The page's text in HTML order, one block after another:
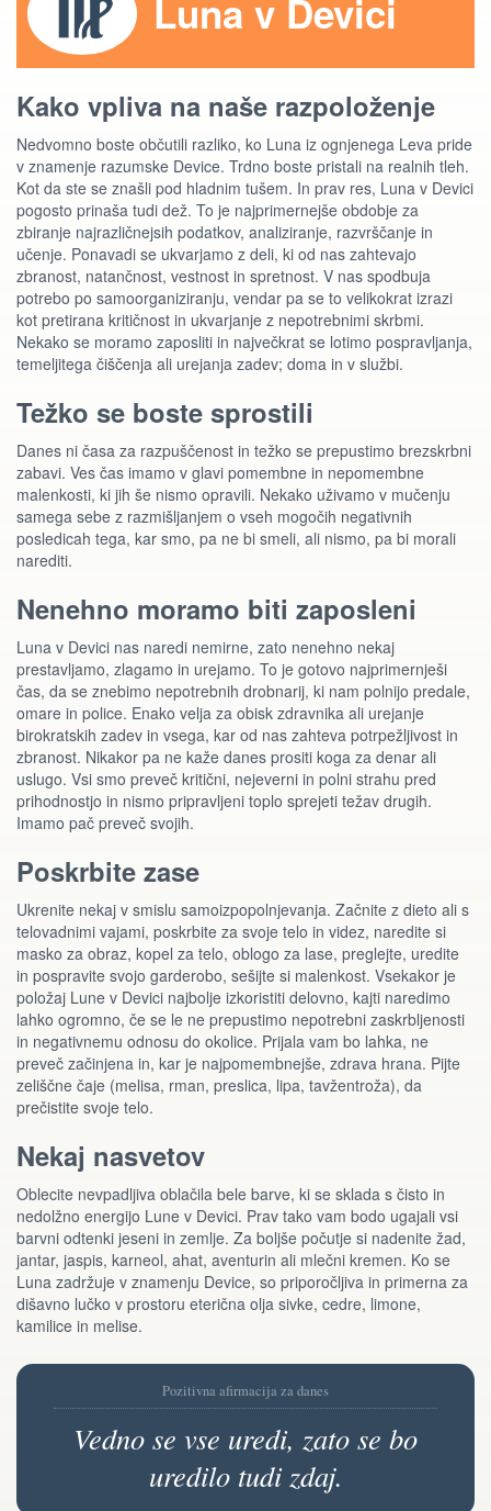
Luna v Devici
Kako vpliva na naše razpoloženje
Nedvomno boste občutili razliko, ko Luna iz ognjenega Leva pride
v znamenje razumske Device. Trdno boste pristali na realnih tleh.
Kot da ste se znašli pod hladnim tušem. In prav res, Luna v Devici
pogosto prinaša tudi dež. To je najprimernejše obdobje za
zbiranje najrazličnejsih podatkov, analiziranje, razvrščanje in
učenje. Ponavadi se ukvarjamo z deli, ki od nas zahtevajo
zbranost, natančnost, vestnost in spretnost. V nas spodbuja
potrebo po samoorganiziranju, vendar pa se to velikokrat izrazi
kot pretirana kritičnost in ukvarjanje z nepotrebnimi skrbmi.
Nekako se moramo zaposliti in največkrat se lotimo pospravljanja,
temeljitega čiščenja ali urejanja zadev; doma in v službi.
Težko se boste sprostili
Danes ni časa za razpuščenost in težko se prepustimo brezskrbni
zabavi. Ves čas imamo v glavi pomembne in nepomembne
malenkosti, ki jih še nismo opravili. Nekako uživamo v mučenju
samega sebe z razmišljanjem o vseh mogočih negativnih
posledicah tega, kar smo, pa ne bi smeli, ali nismo, pa bi morali
narediti.
Nenehno moramo biti zaposleni
Luna v Devici nas naredi nemirne, zato nenehno nekaj
prestavljamo, zlagamo in urejamo. To je gotovo najprimernješi
čas, da se znebimo nepotrebnih drobnarij, ki nam polnijo predale,
omare in police. Enako velja za obisk zdravnika ali urejanje
birokratskih zadev in vsega, kar od nas zahteva potrpežljivost in
zbranost. Nikakor pa ne kaže danes prositi koga za denar ali
uslugo. Vsi smo preveč kritični, nejeverni in polni strahu pred
prihodnostjo in nismo pripravljeni toplo sprejeti težav drugih.
Imamo pač preveč svojih.
Poskrbite zase
Ukrenite nekaj v smislu samoizpopolnjevanja. Začnite z dieto ali s
telovadnimi vajami, poskrbite za svoje telo in videz, naredite si
masko za obraz, kopel za telo, oblogo za lase, preglejte, uredite
in pospravite svojo garderobo, sešijte si malenkost. Vsekakor je
položaj Lune v Devici najbolje izkoristiti delovno, kajti naredimo
lahko ogromno, če se le ne prepustimo nepotrebni zaskrbljenosti
in negativnemu odnosu do okolice. Prijala vam bo lahka, ne
preveč začinjena in, kar je najpomembnejše, zdrava hrana. Pijte
zeliščne čaje (melisa, rman, preslica, lipa, tavžentroža), da
prečistite svoje telo.
Nekaj nasvetov
Oblecite nevpadljiva oblačila bele barve, ki se sklada s čisto in
nedolžno energijo Lune v Devici. Prav tako vam bodo ugajali vsi
barvni odtenki jeseni in zemlje. Za boljše počutje si nadenite žad,
jantar, jaspis, karneol, ahat, aventurin ali mlečni kremen. Ko se
Luna zadržuje v znamenju Device, so priporočljiva in primerna za
dišavno lučko v prostoru eterična olja sivke, cedre, limone,
kamilice in melise.
Pozitivna afirmacija za danes
Vedno se vse uredi, zato se bo
uredilo tudi zdaj.